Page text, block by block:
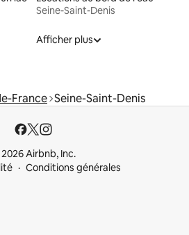
Seine-Saint-Denis
Afficher plus
France Seine-Saint-Denis
Airbnb, Inc.
Conditions générales